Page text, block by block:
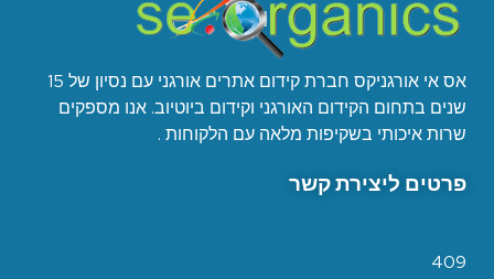
אס אי אורגניקס חברת קידום אתרים אורגני עם נסיון של 15
שנים בתחום הקידום האורגני וקידום ביוטיוב. אנו מספקים
שרות איכותי בשקיפות מלאה עם הלקוחות .
פרטים ליצירת קשר
409